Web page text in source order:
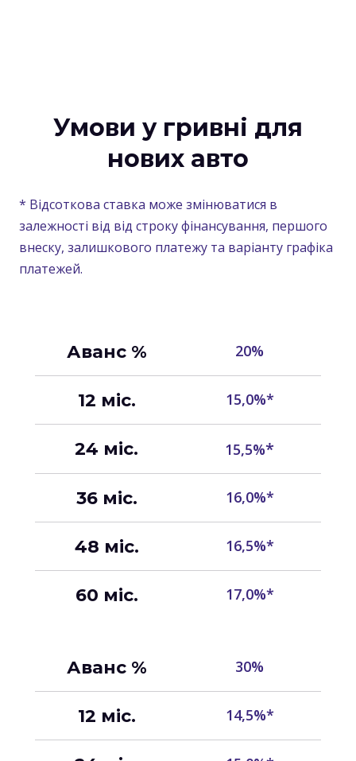
Умови у гривні для
нових авто
* Відсоткова ставка може змінюватися в
залежності від від строку фінансування, першого
внеску, залишкового платежу та варіанту графіка
платежей.
Аванс % 20%
12 міс. 15,0%*
24 міс. 15,5%*
36 міс. 16,0%*
48 міс. 16,5%*
60 міс. 17,0%*
Аванс % 30%
12 міс. 14,5%*